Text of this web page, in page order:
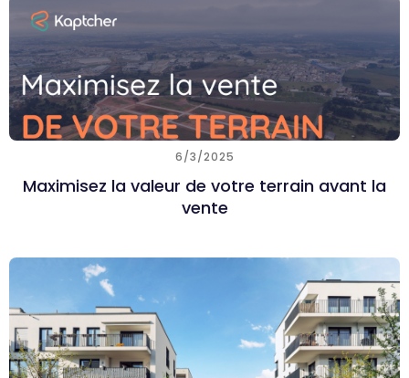
6/3/2025
Maximisez la valeur de votre terrain avant la
vente